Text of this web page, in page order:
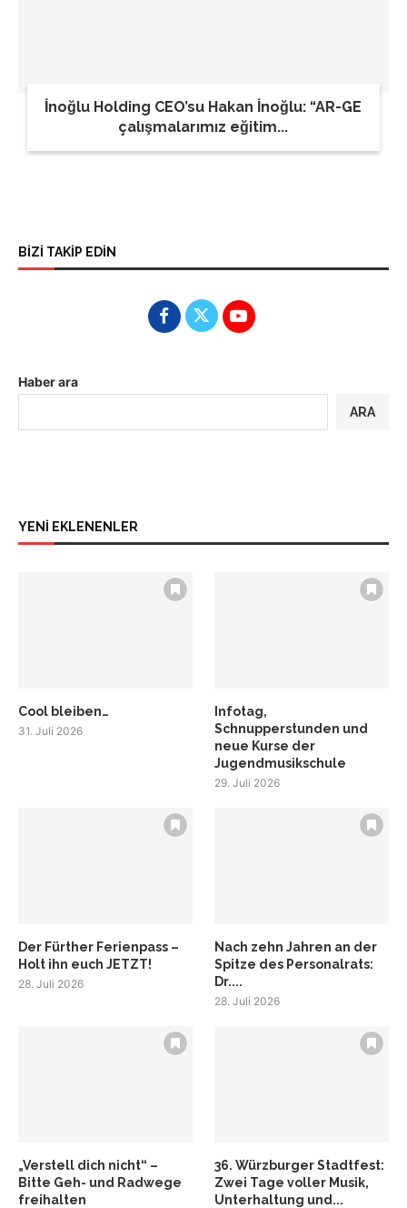
İnoğlu Holding CEO’su Hakan İnoğlu: “AR-GE
çalışmalarımız eğitim...
BİZİ TAKİP EDİN
Haber ara
ARA
YENİ EKLENENLER
Cool bleiben…
31. Juli 2026
Infotag,
Schnupperstunden und
neue Kurse der
Jugendmusikschule
29. Juli 2026
Der Fürther Ferienpass –
Holt ihn euch JETZT!
28. Juli 2026
Nach zehn Jahren an der
Spitze des Personalrats:
Dr....
28. Juli 2026
„Verstell dich nicht“ –
Bitte Geh- und Radwege
freihalten
36. Würzburger Stadtfest:
Zwei Tage voller Musik,
Unterhaltung und...